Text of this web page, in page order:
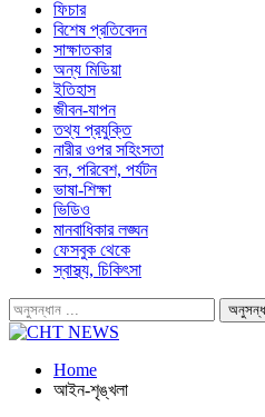
ফিচার
বিশেষ প্রতিবেদন
সাক্ষাতকার
অন্য মিডিয়া
ইতিহাস
জীবন-যাপন
তথ্য প্রযুক্তি
নারীর ওপর সহিংসতা
বন, পরিবেশ, পর্যটন
ভাষা-শিক্ষা
ভিডিও
মানবাধিকার লঙ্ঘন
ফেসবুক থেকে
স্বাস্থ্য, চিকিৎসা
Home
আইন-শৃঙ্খলা